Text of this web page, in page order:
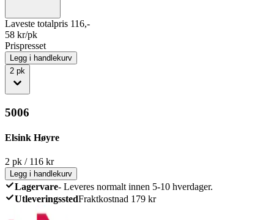
Laveste totalpris 116,-
58 kr/pk
Prispresset
Legg i handlekurv
2 pk
5006
Elsink Høyre
2 pk / 116 kr
Legg i handlekurv
Lagervare- Leveres normalt innen 5-10 hverdager.
UtleveringsstedFraktkostnad 179 kr